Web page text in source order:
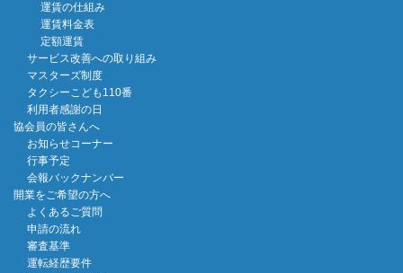
運賃の仕組み
運賃料金表
定額運賃
サービス改善への取り組み
マスターズ制度
タクシーこども110番
利用者感謝の日
協会員の皆さんへ
お知らせコーナー
行事予定
会報バックナンバー
開業をご希望の方へ
よくあるご質問
申請の流れ
審査基準
運転経歴要件